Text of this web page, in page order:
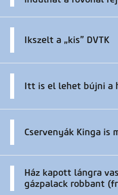
Ikszelt a „kis” DVTK
Itt is el lehet bújni a
Cservenyák Kinga is
Ház kapott lángra
gázpalack robbant